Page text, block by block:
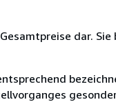
dar. Sie